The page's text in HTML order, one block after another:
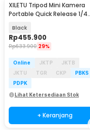
XILETU Tripod Mini Kamera
Portable Quick Release 1/4
Black
Rp455.900
Rp633.900 29%
Online JKTP
JKTB
JKTU
TGR CKP
PBKS
PDPK
Lihat Ketersediaan Stok
+ Keranjang